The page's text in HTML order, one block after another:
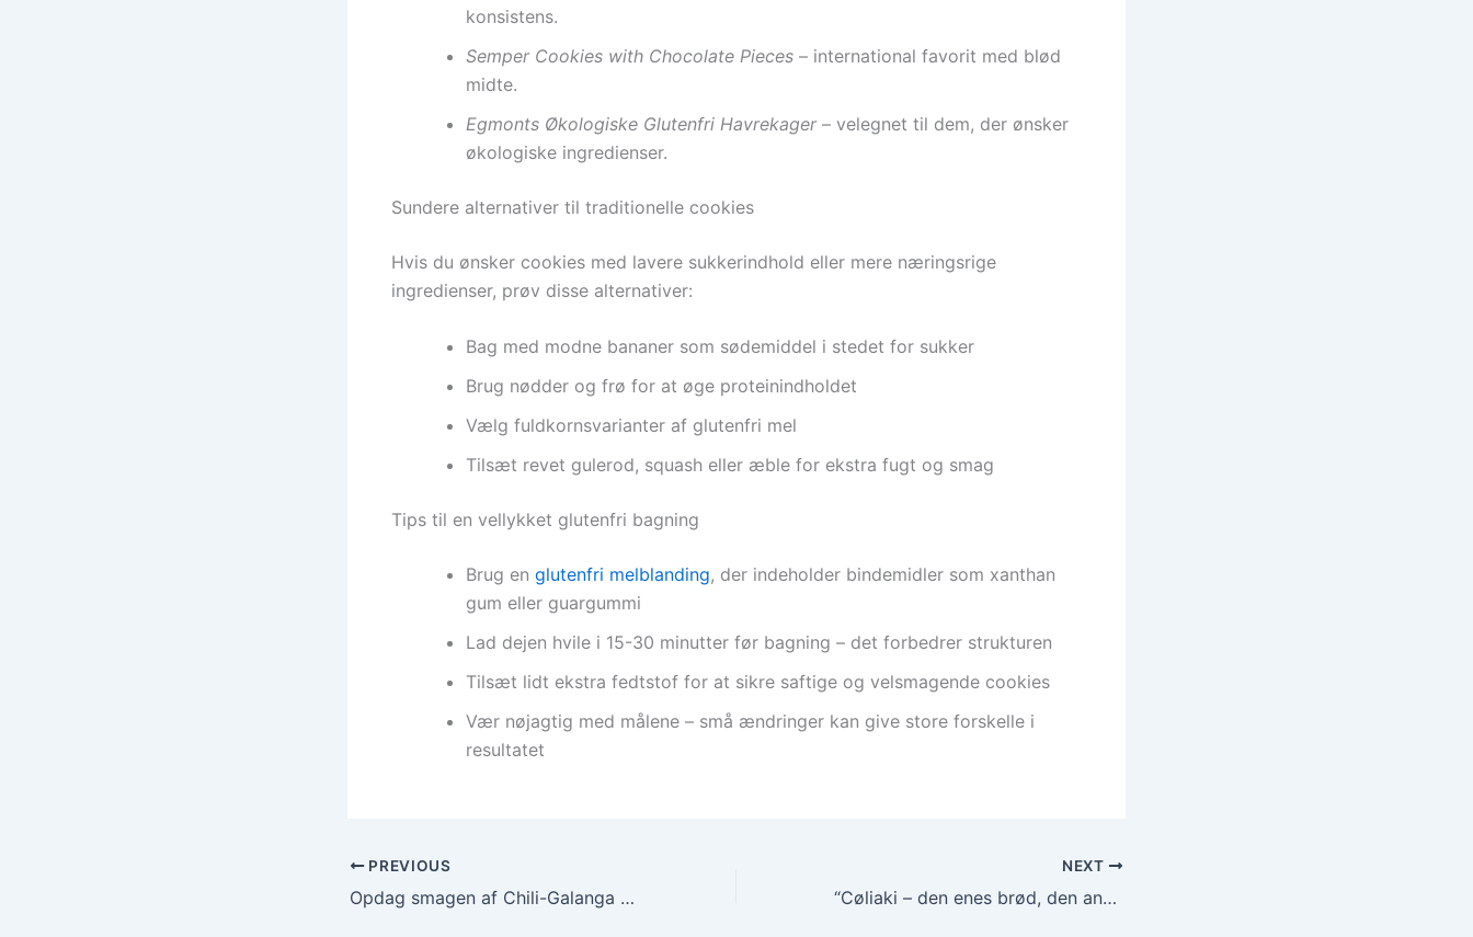
konsistens.
Semper Cookies with Chocolate Pieces – international favorit med blød
midte.
Egmonts Økologiske Glutenfri Havrekager– velegnet til dem, der ønsker
økologiske ingredienser.
Sundere alternativer til traditionelle cookies
Hvis du ønsker cookies med lavere sukkerindhold eller mere næringsrige
ingredienser, prøv disse alternativer:
Bag med modne bananer som sødemiddel i stedet for sukker
Brug nødder og frø for at øge proteinindholdet
Vælg fuldkornsvarianter af glutenfri mel
Tilsæt revet gulerod, squash eller æble for ekstra fugt og smag
Tips til en vellykket glutenfri bagning
Brug en glutenfri melblanding, der indeholder bindemidler som xanthan
gum eller guargummi
Lad dejen hvile i 15-30 minutter før bagning – det forbedrer strukturen
Tilsæt lidt ekstra fedtstof for at sikre saftige og velsmagende cookies
Vær nøjagtig med målene – små ændringer kan give store forskelle i
resultatet
PREVIOUS
Opdag smagen af Chili-Galanga Tørpesto
NEXT
“Cøliaki – den enes brød, den andens død”: Når Anders Matthesen rapper om glutenfri liv